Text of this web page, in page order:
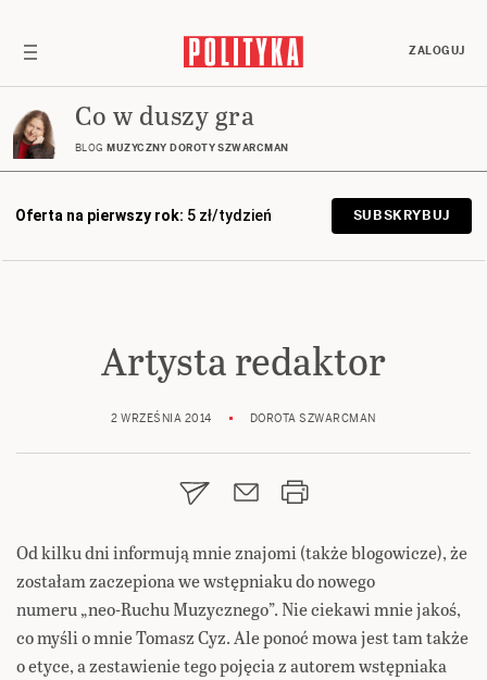
ZALOGUJ
Co w duszy gra
BLOG MUZYCZNY DOROTY SZWARCMAN
Oferta na pierwszy rok: 5 zł/tydzień SUBSKRYBUJ
Artysta redaktor
2 WRZEŚNIA 2014 DOROTA SZWARCMAN
Od kilku dni informują mnie znajomi (także blogowicze), że
zostałam zaczepiona we wstępniaku do nowego
numeru „neo-Ruchu Muzycznego”. Nie ciekawi mnie jakoś,
co myśli o mnie Tomasz Cyz. Ale ponoć mowa jest tam także
o etyce, a zestawienie tego pojęcia z autorem wstępniaka